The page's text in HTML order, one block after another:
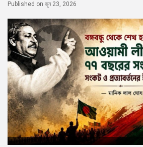
বিশেষ
নিবন্ধ
বিশেষ
প্রতিবেদন
মতামত
উন্নয়নের
বাংলাদেশ
নিউজলেটার
Published on জুন 23, 2026